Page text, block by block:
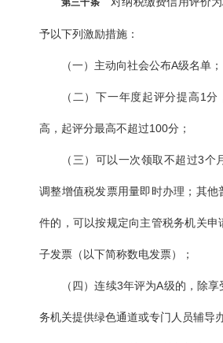
第三十条
予以下列激励措施：
（一）主动向社会公布A级名单；
（二）下一年度起评分提高1
高，起评分最高不超过100分；
（三）可以一次领取不超过3
调整增值税发票用量即时办理；其
件的，可以按规定向主管税务机关
子发票（以下简称数电发票）；
（四）连续3年评为A级的，除
务机关提供绿色通道或专门人员辅导